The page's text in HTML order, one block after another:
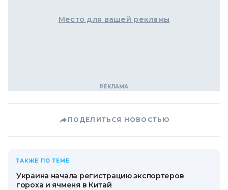
Место для вашей рекламы
ПОДЕЛИТЬСЯ НОВОСТЬЮ
ТАКЖЕ ПО ТЕМЕ
Украина начала регистрацию экспортеров
гороха и ячменя в Китай